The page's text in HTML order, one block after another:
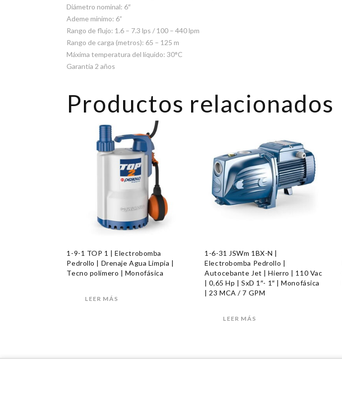
Diámetro nominal: 6″
Ademe mínimo: 6”
Rango de flujo: 1.6 – 7.3 lps / 100 – 440 lpm
Rango de carga (metros): 65 – 125 m
Máxima temperatura del líquido: 30°C
Garantía 2 años
Productos relacionados
1-9-1 TOP 1 | Electrobomba
Pedrollo | Drenaje Agua Limpia |
Tecno polímero | Monofásica
LEER MÁS
1-6-31 JSWm 1BX-N |
Electrobomba Pedrollo |
Autocebante Jet | Hierro | 110 Vac
| 0,65 Hp | SxD 1″- 1″ | Monofásica
| 23 MCA / 7 GPM
LEER MÁS